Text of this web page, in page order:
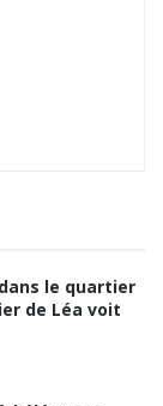
le quartier
de Léa voit